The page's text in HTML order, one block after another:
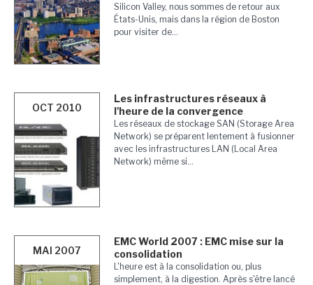
Silicon Valley, nous sommes de retour aux
États-Unis, mais dans la région de Boston
pour visiter de...
OCT 2010
Les infrastructures réseaux à
l'heure de la convergence
Les réseaux de stockage SAN (Storage Area
Network) se préparent lentement à fusionner
avec les infrastructures LAN (Local Area
Network) même si...
MAI 2007
EMC World 2007 : EMC mise sur la
consolidation
L'heure est à la consolidation ou, plus
simplement, à la digestion. Après s'être lancé